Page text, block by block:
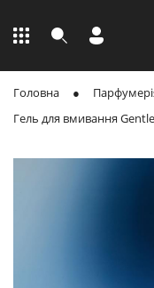
Головна
Гель для вмивання